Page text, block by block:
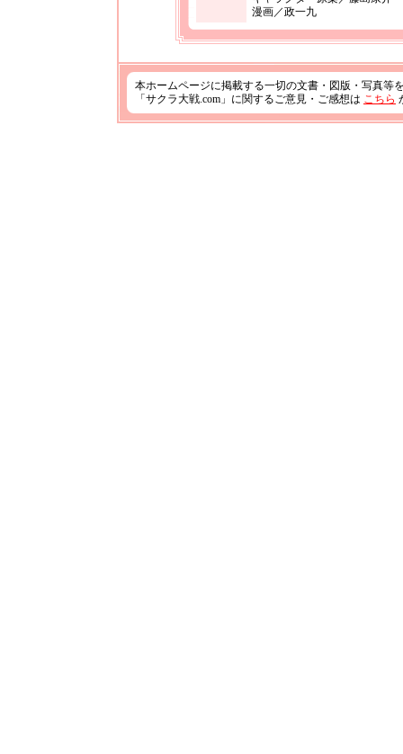
漫画／政一九
本ホームページに掲載する一切の文書・図版・写真等
「サクラ大戦.com」に関するご意見・ご感想は こちら